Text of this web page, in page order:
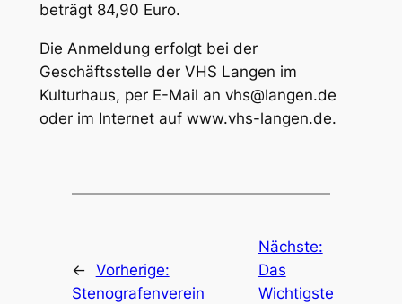
beträgt 84,90 Euro.
Die Anmeldung erfolgt bei der
Geschäftsstelle der VHS Langen im
Kulturhaus, per E-Mail an vhs@langen.de
oder im Internet auf www.vhs-langen.de.
← Vorherige:
Stenografenverein
Nächste:
Das
Wichtigste